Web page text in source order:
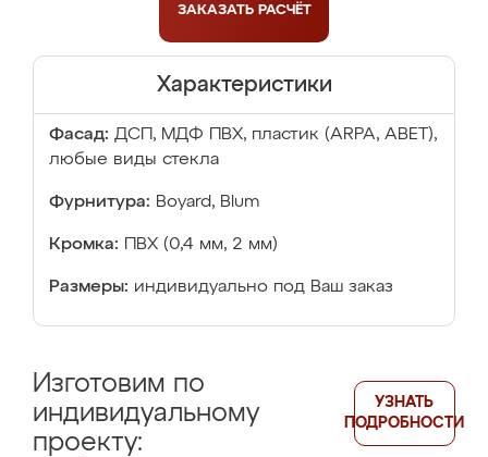
ЗАКАЗАТЬ РАСЧЁТ
Характеристики
Фасад: ДСП, МДФ ПВХ, пластик (ARPA, ABET),
любые виды стекла
Фурнитура: Boyard, Blum
Кромка: ПВХ (0,4 мм, 2 мм)
Размеры: индивидуально под Ваш заказ
Изготовим по
индивидуальному
проекту:
УЗНАТЬ
ПОДРОБНОСТИ